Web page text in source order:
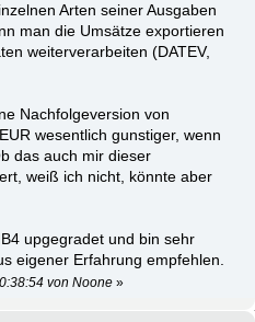
Arten seiner Ausgaben
man die Umsätze exportieren
weiterverarbeiten (DATEV,
Nachfolgeversion von
wesentlich gunstiger, wenn
das auch mir dieser
weiß ich nicht, könnte aber
upgegradet und bin sehr
eigener Erfahrung empfehlen.
von Noone »